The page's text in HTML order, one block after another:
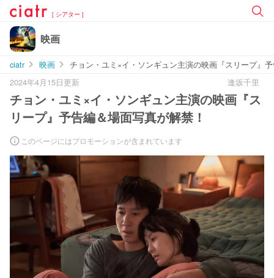
[ シアター ]
映画
ciatr 映画
チョン・ユミ×イ・ソンギュン主演の映画『スリープ』
2024年4月15日更新
逢坂千里
チョン・ユミ×イ・ソンギュン主演の映画『ス
リープ』予告編＆場面写真が解禁！
このページにはプロモーションが含まれています